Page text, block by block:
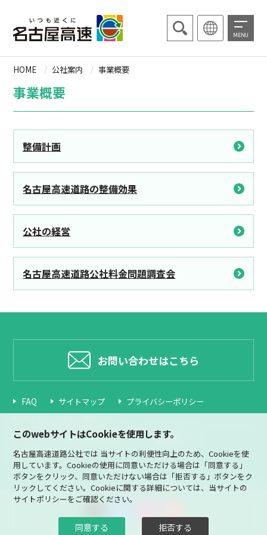
MENU
HOME 公社案内 事業概要
事業概要
整備計画
名古屋高速道路の整備効果
公社の経営
名古屋高速道路公社料金問題調査会
お問い合わせはこちら
FAQ サイトマップ
プライバシーポリシー
ソーシャルメディア運用ポリシー
関連リンク
サイトポリシー
このwebサイトはCookieを使用します。
名古屋高速道路公社では 当サイトの利便性向上のため、Cookieを使
用しています。Cookieの使用に同意いただける場合は「同意する」
ボタンをクリック、同意いただけない場合は「拒否する」ボタンをク
リックしてください。Cookieに関する詳細については、当サイトの
サイトポリシーをご確認ください。
同意する 拒否する